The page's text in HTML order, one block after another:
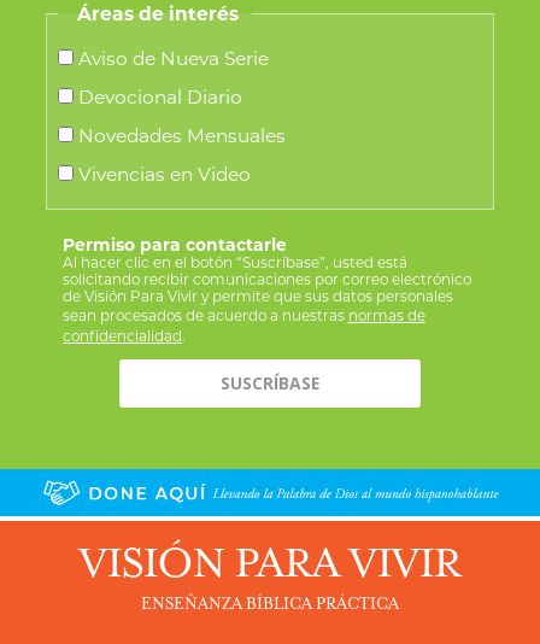
Áreas de interés
Aviso de Nueva Serie
Devocional Diario
Novedades Mensuales
Vivencias en Video
Permiso para contactarle
Al hacer clic en el botón “Suscríbase”, usted está
solicitando recibir comunicaciones por correo electrónico
de Visión Para Vivir y permite que sus datos personales
sean procesados de acuerdo a nuestras normas de
confidencialidad.
VISIÓN PARA VIVIR
ENSEÑANZA BÍBLICA PRÁCTICA